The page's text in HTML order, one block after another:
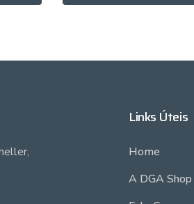
Links Úteis
Home
A DGA Shop